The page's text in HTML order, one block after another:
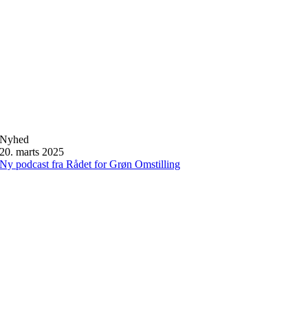
Nyhed
20. marts 2025
Ny podcast fra Rådet for Grøn Omstilling